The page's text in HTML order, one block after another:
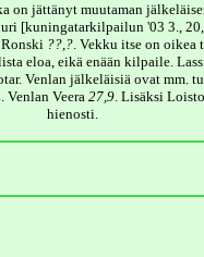
on jättänyt muutaman
[kuningatarkilpailun '03 3.,
??,?. Vekku itse on
eloa, eikä enään kilpaile.
Venlan jälkeläisiä ovat mm.
Venlan Veera 27,9. Lisäksi
hienosti.